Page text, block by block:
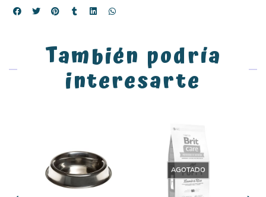
También podría
interesarte
AGOTADO